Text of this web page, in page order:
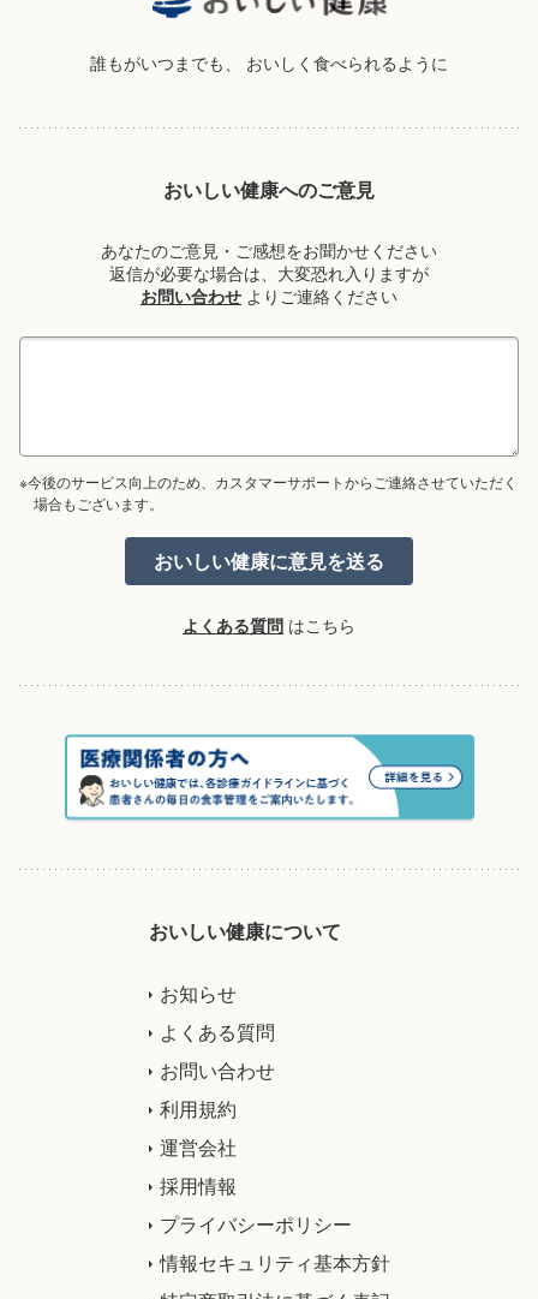
誰もがいつまでも、 おいしく食べられるように
おいしい健康へのご意見
あなたのご意見・ご感想をお聞かせください
返信が必要な場合は、大変恐れ入りますが
お問い合わせ よりご連絡ください
※今後のサービス向上のため、カスタマーサポートからご連絡させていただく
場合もございます。
よくある質問 はこちら
おいしい健康について
お知らせ
よくある質問
お問い合わせ
利用規約
運営会社
採用情報
プライバシーポリシー
情報セキュリティ基本方針